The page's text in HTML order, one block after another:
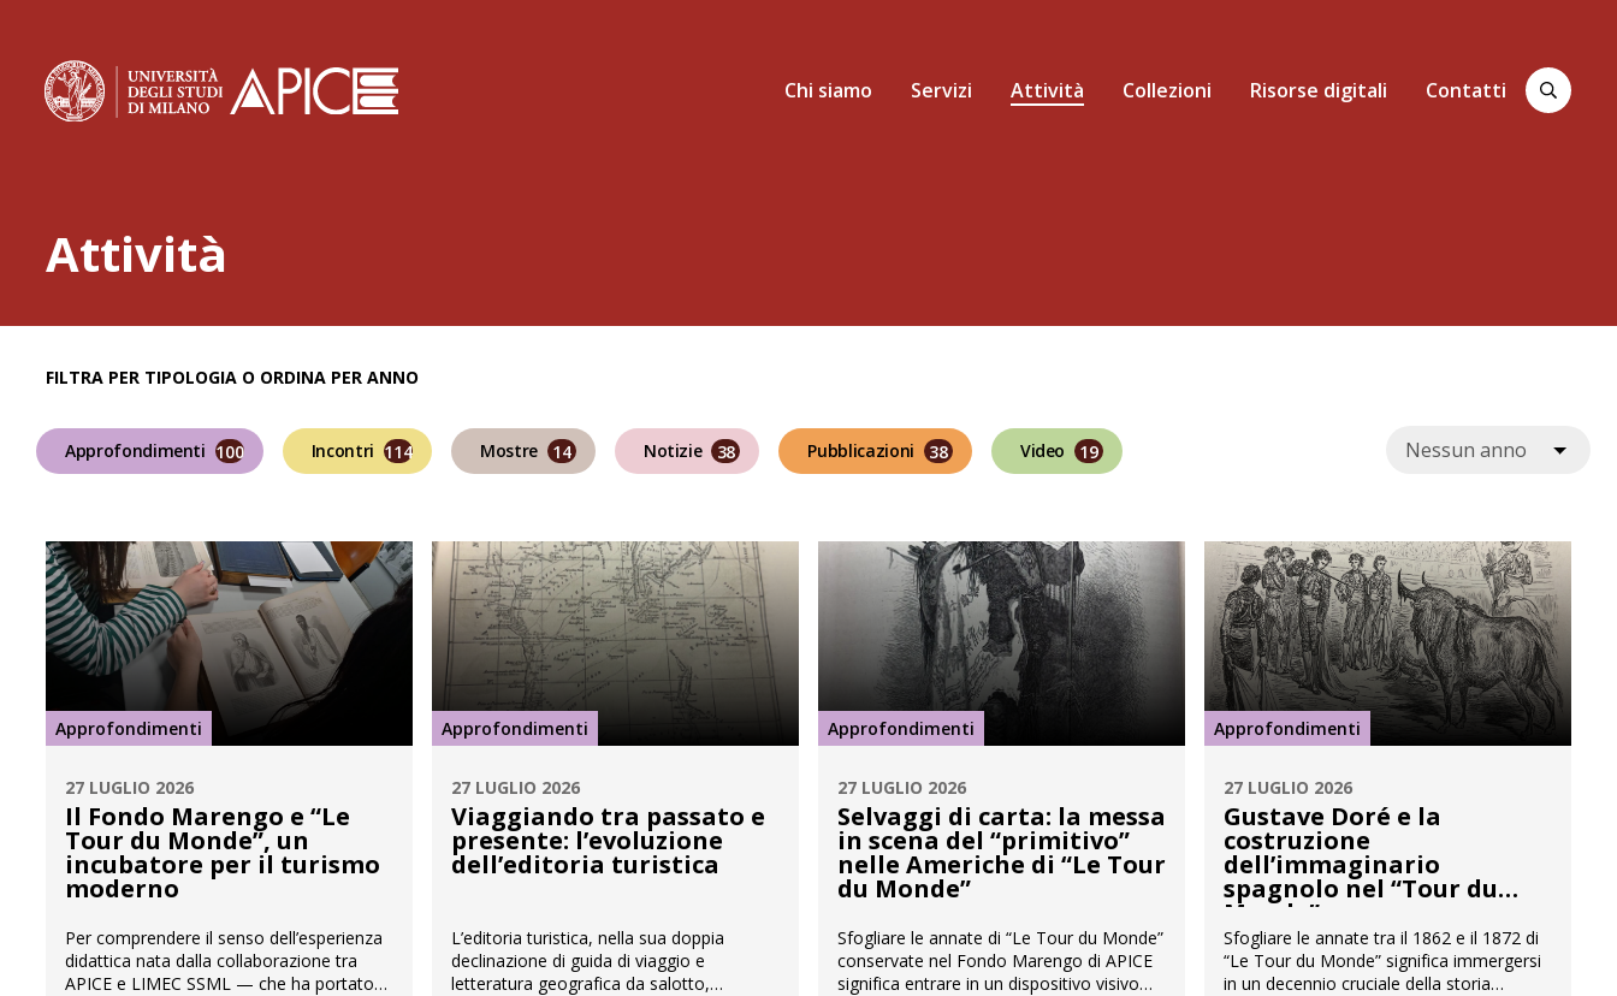
Chi siamo Servizi Attività Collezioni Risorse digitali Contatti Cerca
Attività
FILTRA PER TIPOLOGIA O ORDINA PER ANNO
Approfondimenti 100 Incontri 114 Mostre 14 Notizie 38 Pubblicazioni 38 Video 19
Approfondimenti
27 LUGLIO 2026
Il Fondo Marengo e “Le
Tour du Monde”, un
incubatore per il turismo
moderno
Per comprendere il senso dell’esperienza
didattica nata dalla collaborazione tra
APICE e LIMEC SSML — che ha portato
Approfondimenti
27 LUGLIO 2026
Viaggiando tra passato e
presente: l’evoluzione
dell’editoria turistica
L’editoria turistica, nella sua doppia
declinazione di guida di viaggio e
letteratura geografica da salotto,
Approfondimenti
27 LUGLIO 2026
Selvaggi di carta: la messa
in scena del “primitivo”
nelle Americhe di “Le Tour
du Monde”
Sfogliare le annate di “Le Tour du Monde”
conservate nel Fondo Marengo di APICE
significa entrare in un dispositivo visivo
Approfondimenti
27 LUGLIO 2026
Gustave Doré e la
costruzione
dell’immaginario
spagnolo nel “Tour du
Monde”
Sfogliare le annate tra il 1862 e il 1872 di
“Le Tour du Monde” significa immergersi
in un decennio cruciale della storia